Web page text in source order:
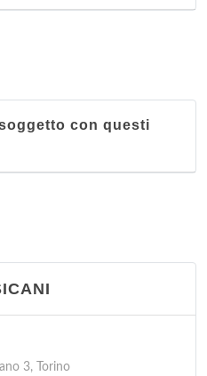
con questi
3, Torino